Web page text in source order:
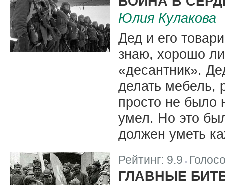
Юлия Кулакова
Дед и его
знаю, хорошо ли
«десантник».
делать мебель,
просто не было
умел. Но это
должен уметь
Рейтинг: 9.9 |
ГЛАВНЫЕ